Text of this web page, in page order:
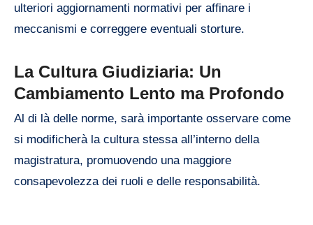
ulteriori aggiornamenti normativi per affinare i
meccanismi e correggere eventuali storture.
La Cultura Giudiziaria: Un
Cambiamento Lento ma Profondo
Al di là delle norme, sarà importante osservare come
si modificherà la cultura stessa all’interno della
magistratura, promuovendo una maggiore
consapevolezza dei ruoli e delle responsabilità.